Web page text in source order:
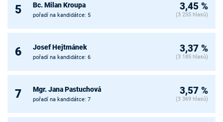
5 Bc. Milan Kroupa
pořadí na kandidátce: 5
3,45 %
(3 255 hlasů)
6 Josef Hejtmánek
pořadí na kandidátce: 6
3,37 %
(3 185 hlasů)
7 Mgr. Jana Pastuchová
pořadí na kandidátce: 7
3,57 %
(3 369 hlasů)